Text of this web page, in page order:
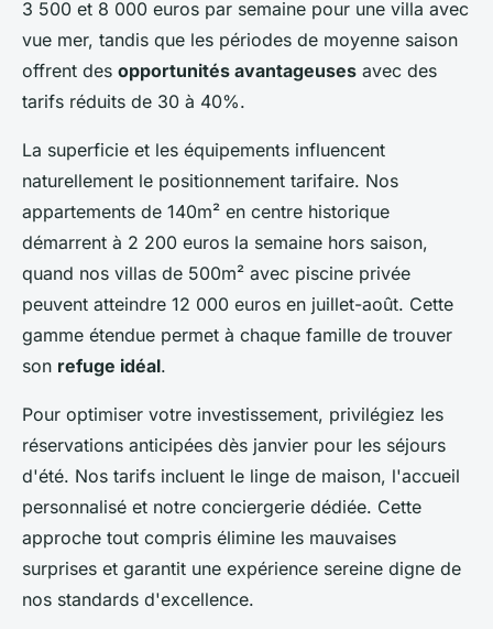
3 500 et 8 000 euros par semaine pour une villa avec
vue mer, tandis que les périodes de moyenne saison
offrent des opportunités avantageuses avec des
tarifs réduits de 30 à 40%.
La superficie et les équipements influencent
naturellement le positionnement tarifaire. Nos
appartements de 140m² en centre historique
démarrent à 2 200 euros la semaine hors saison,
quand nos villas de 500m² avec piscine privée
peuvent atteindre 12 000 euros en juillet-août. Cette
gamme étendue permet à chaque famille de trouver
son refuge idéal.
Pour optimiser votre investissement, privilégiez les
réservations anticipées dès janvier pour les séjours
d'été. Nos tarifs incluent le linge de maison, l'accueil
personnalisé et notre conciergerie dédiée. Cette
approche tout compris élimine les mauvaises
surprises et garantit une expérience sereine digne de
nos standards d'excellence.